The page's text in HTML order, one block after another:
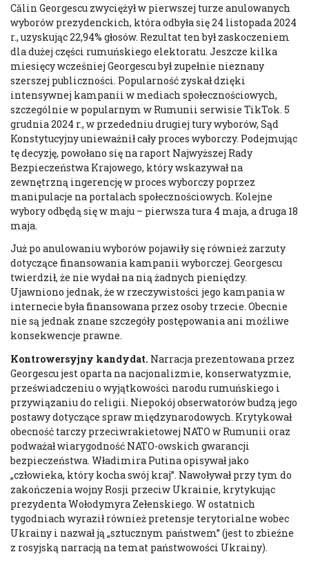
Călin Georgescu zwyciężył w pierwszej turze anulowanych
wyborów prezydenckich, która odbyła się 24 listopada 2024
r., uzyskując 22,94% głosów. Rezultat ten był zaskoczeniem
dla dużej części rumuńskiego elektoratu. Jeszcze kilka
miesięcy wcześniej Georgescu był zupełnie nieznany
szerszej publiczności. Popularność zyskał dzięki
intensywnej kampanii w mediach społecznościowych,
szczególnie w popularnym w Rumunii serwisie TikTok. 5
grudnia 2024 r., w przededniu drugiej tury wyborów, Sąd
Konstytucyjny unieważnił cały proces wyborczy. Podejmując
tę decyzję, powołano się na raport Najwyższej Rady
Bezpieczeństwa Krajowego, który wskazywał na
zewnętrzną ingerencję w proces wyborczy poprzez
manipulacje na portalach społecznościowych. Kolejne
wybory odbędą się w maju – pierwsza tura 4 maja, a druga 18
maja.
Już po anulowaniu wyborów pojawiły się również zarzuty
dotyczące finansowania kampanii wyborczej. Georgescu
twierdził, że nie wydał na nią żadnych pieniędzy.
Ujawniono jednak, że w rzeczywistości jego kampania w
internecie była finansowana przez osoby trzecie. Obecnie
nie są jednak znane szczegóły postępowania ani możliwe
konsekwencje prawne.
Kontrowersyjny kandydat. Narracja prezentowana przez
Georgescu jest oparta na nacjonalizmie, konserwatyzmie,
przeświadczeniu o wyjątkowości narodu rumuńskiego i
przywiązaniu do religii. Niepokój obserwatorów budzą jego
postawy dotyczące spraw międzynarodowych. Krytykował
obecność tarczy przeciwrakietowej NATO w Rumunii oraz
podważał wiarygodność NATO-owskich gwarancji
bezpieczeństwa. Władimira Putina opisywał jako
„człowieka, który kocha swój kraj”. Nawoływał przy tym do
zakończenia wojny Rosji przeciw Ukrainie, krytykując
prezydenta Wołodymyra Zełenskiego. W ostatnich
tygodniach wyraził również pretensje terytorialne wobec
Ukrainy i nazwał ją „sztucznym państwem” (jest to zbieżne
z rosyjską narracją na temat państwowości Ukrainy).